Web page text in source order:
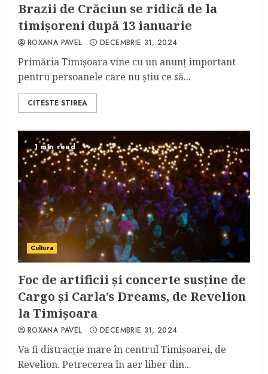
Brazii de Crăciun se ridică de la
timișoreni după 13 ianuarie
ROXANA PAVEL DECEMBRIE 31, 2024
Primăria Timișoara vine cu un anunț important
pentru persoanele care nu știu ce să...
CITESTE STIREA
1 min read
Cultura
Foc de artificii și concerte susține de
Cargo și Carla’s Dreams, de Revelion
la Timișoara
ROXANA PAVEL DECEMBRIE 31, 2024
Va fi distracție mare în centrul Timișoarei, de
Revelion. Petrecerea în aer liber din...